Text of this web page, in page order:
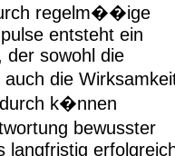
regelm��ige
entsteht ein
der sowohl die
die
k�nnen
bewusster
langfristig